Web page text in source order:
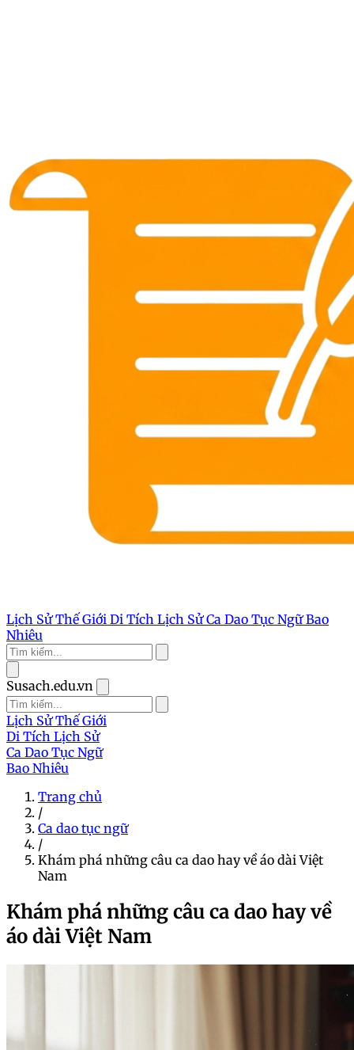
Lịch Sử Thế Giới Di Tích Lịch SửCa Dao Tục NgữBao
Nhiêu
Susach.edu.vn
Lịch Sử Thế Giới
Di Tích Lịch Sử
Ca Dao Tục Ngữ
Bao Nhiêu
Trang chủ
/
Ca dao tục ngữ
/
Khám phá những câu ca dao hay về áo dài Việt
Nam
Khám phá những câu ca dao hay về
áo dài Việt Nam